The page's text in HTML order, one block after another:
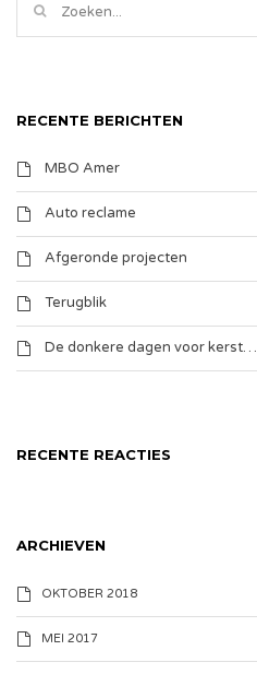
RECENTE BERICHTEN
MBO Amer
Auto reclame
Afgeronde projecten
Terugblik
De donkere dagen voor kerst…
RECENTE REACTIES
ARCHIEVEN
OKTOBER 2018
MEI 2017